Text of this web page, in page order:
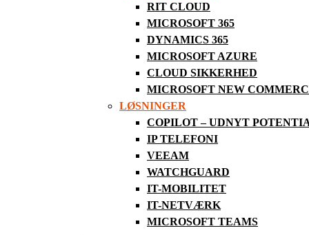
RIT CLOUD
MICROSOFT 365
DYNAMICS 365
MICROSOFT AZURE
CLOUD SIKKERHED
MICROSOFT NEW
LØSNINGER
COPILOT – UDNYT
IP TELEFONI
VEEAM
WATCHGUARD
IT-MOBILITET
IT-NETVÆRK
MICROSOFT TEAMS
Vi glæder os over dette nye
Læs mere om hvad ktp Data a/s kan
Læs mere om RIT Service Desk her: